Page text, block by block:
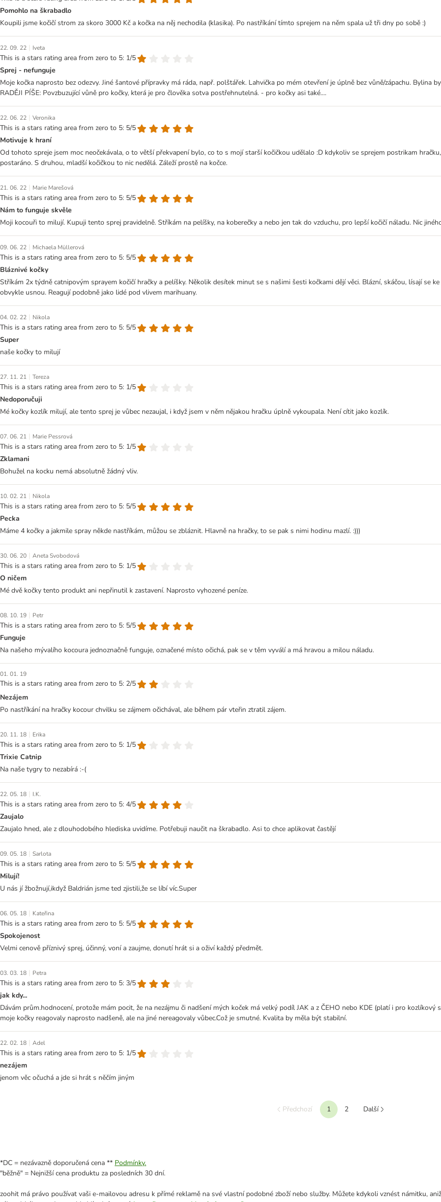
Pomohlo na škrabadlo
Koupili jsme kočičí strom za skoro 3000 Kč a kočka na něj nechodila (klasika). Po nastříkání tímto sprejem na něm spala už tři dny po sobě :)
22. 09. 22 | Iveta
This is a stars rating area from zero to 5: 1/5
Sprej - nefunguje
Moje kočka naprosto bez odezvy. Jiné šantové přípravky má ráda, např. polštářek. Lahvička po mém otevření je úplně bez vůně/zápachu. Bylina
RADĚJI PÍŠE: Povzbuzující vůně pro kočky, která je pro člověka sotva postřehnutelná. - pro kočky asi také....
22. 06. 22 | Veronika
This is a stars rating area from zero to 5: 5/5
Motivuje k hraní
Od tohoto spreje jsem moc neočekávala, o to větší překvapení bylo, co to s mojí starší kočičkou udělalo :D kdykoliv se sprejem postrikam
postaráno. S druhou, mladší kočičkou to nic nedělá. Záleží prostě na kočce.
21. 06. 22 | Marie Marešová
This is a stars rating area from zero to 5: 5/5
Nám to funguje skvěle
Moji kocouři to milují. Kupuji tento sprej pravidelně. Stříkám na pelíšky, na koberečky a nebo jen tak do vzduchu, pro lepší kočičí náladu. Nic
09. 06. 22 | Michaela Müllerová
This is a stars rating area from zero to 5: 5/5
Bláznivé kočky
Stříkám 2x týdně catnipovým sprayem kočičí hračky a pelíšky. Několik desítek minut se s našimi šesti kočkami dějí věci. Blázní, skáčou, lísají se
obvykle usnou. Reagují podobně jako lidé pod vlivem marihuany.
04. 02. 22 | Nikola
This is a stars rating area from zero to 5: 5/5
Super
naše kočky to milují
27. 11. 21 | Tereza
This is a stars rating area from zero to 5: 1/5
Nedoporučuji
Mé kočky kozlík milují, ale tento sprej je vůbec nezaujal, i když jsem v něm nějakou hračku úplně vykoupala. Není cítit jako kozlík.
07. 06. 21 | Marie Pessrová
This is a stars rating area from zero to 5: 1/5
Zklamani
Bohužel na kocku nemá absolutně žádný vliv.
10. 02. 21 | Nikola
This is a stars rating area from zero to 5: 5/5
Pecka
Máme 4 kočky a jakmile spray někde nastříkám, můžou se zbláznit. Hlavně na hračky, to se pak s nimi hodinu mazlí. :)))
30. 06. 20 | Aneta Svobodová
This is a stars rating area from zero to 5: 1/5
O ničem
Mé dvě kočky tento produkt ani nepřinutil k zastavení. Naprosto vyhozené peníze.
08. 10. 19 | Petr
This is a stars rating area from zero to 5: 5/5
Funguje
Na našeho mývalího kocoura jednoznačně funguje, označené místo očichá, pak se v těm vyválí a má hravou a milou náladu.
01. 01. 19
This is a stars rating area from zero to 5: 2/5
Nezájem
Po nastříkání na hračky kocour chvilku se zájmem očichával, ale během pár vteřin ztratil zájem.
20. 11. 18 | Erika
This is a stars rating area from zero to 5: 1/5
Trixie Catnip
Na naše tygry to nezabírá :-(
22. 05. 18 | I.K.
This is a stars rating area from zero to 5: 4/5
Zaujalo
Zaujalo hned, ale z dlouhodobého hlediska uvidíme. Potřebuji naučit na škrabadlo. Asi to chce aplikovat častějí
09. 05. 18 | Sarlota
This is a stars rating area from zero to 5: 5/5
Milují!
U nás jí žbožnují,ikdyž Baldrián jsme ted zjistili,že se líbí víc.Super
06. 05. 18 | Kateřina
This is a stars rating area from zero to 5: 5/5
Spokojenost
Velmi cenově příznivý sprej, účinný, voní a zaujme, donutí hrát si a oživí každý předmět.
03. 03. 18 | Petra
This is a stars rating area from zero to 5: 3/5
jak kdy...
Dávám prům.hodnocení, protože mám pocit, že na nezájmu či nadšení mých koček má velký podíl JAK a z ČEHO nebo KDE (platí i pro
moje kočky reagovaly naprosto nadšeně, ale na jiné nereagovaly vůbec.Což je smutné. Kvalita by měla být stabilní.
22. 02. 18 | Adel
This is a stars rating area from zero to 5: 1/5
nezájem
jenom věc očuchá a jde si hrát s něčím jiným
Předchozí 1 2 Další
*DC = nezávazně doporučená cena ** Podmínky.
"běžně" = Nejnižší cena produktu za posledních 30 dní.
zoohit má právo používat vaši e-mailovou adresu k přímé reklamě na své vlastní podobné zboží nebo služby. Můžete kdykoli vznést námitku,